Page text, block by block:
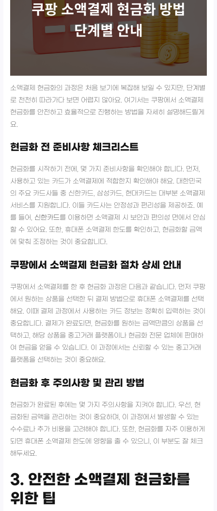
소액결제 현금화의 과정은 처음 보기에 복잡해 보일 수 있지만, 단계별
로 천천히 따라가다 보면 어렵지 않아요. 여기서는 쿠팡에서 소액결제
현금화를 안전하고 효율적으로 진행하는 방법을 자세히 설명해드릴게
요.
현금화 전 준비사항 체크리스트
현금화를 시작하기 전에, 몇 가지 준비사항을 확인해야 합니다. 먼저,
사용하고 있는 카드가 소액결제에 적합한지 확인해야 해요. 대한민국
의 주요 카드사들 중 신한카드, 삼성카드, 현대카드는 대부분 소액결제
서비스를 지원합니다. 이들 카드사는 안정성과 편리성을 제공하죠. 예
를 들어, 신한카드를 이용하면 소액결제 시 보안과 편의성 면에서 안심
할 수 있어요. 또한, 휴대폰 소액결제 한도를 확인하고, 현금화할 금액
에 맞춰 조정하는 것이 중요합니다.
쿠팡에서 소액결제 현금화 절차 상세 안내
쿠팡에서 소액결제를 한 후 현금화 과정은 다음과 같습니다. 먼저 쿠팡
에서 원하는 상품을 선택한 뒤 결제 방법으로 휴대폰 소액결제를 선택
해요. 이때 결제 과정에서 사용하는 카드 정보는 정확히 입력하는 것이
중요합니다. 결제가 완료되면, 현금화를 원하는 금액만큼의 상품을 선
택하고, 해당 상품을 중고거래 플랫폼이나 현금화 전문 업체에 판매하
여 현금을 얻을 수 있습니다. 이 과정에서는 신뢰할 수 있는 중고거래
플랫폼을 선택하는 것이 중요해요.
현금화 후 주의사항 및 관리 방법
현금화가 완료된 후에는 몇 가지 주의사항을 지켜야 합니다. 우선, 현
금화된 금액을 관리하는 것이 중요하며, 이 과정에서 발생할 수 있는
수수료나 추가 비용을 고려해야 합니다. 또한, 현금화를 자주 이용하게
되면 휴대폰 소액결제 한도에 영향을 줄 수 있으니, 이 부분도 잘 체크
해두세요.
3. 안전한 소액결제 현금화를
위한 팁